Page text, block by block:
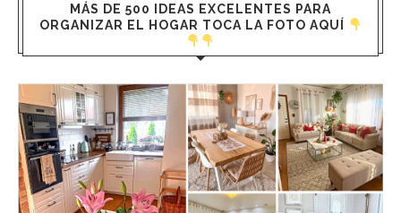
MÁS DE 500 IDEAS EXCELENTES PARA
ORGANIZAR EL HOGAR TOCA LA FOTO AQUÍ